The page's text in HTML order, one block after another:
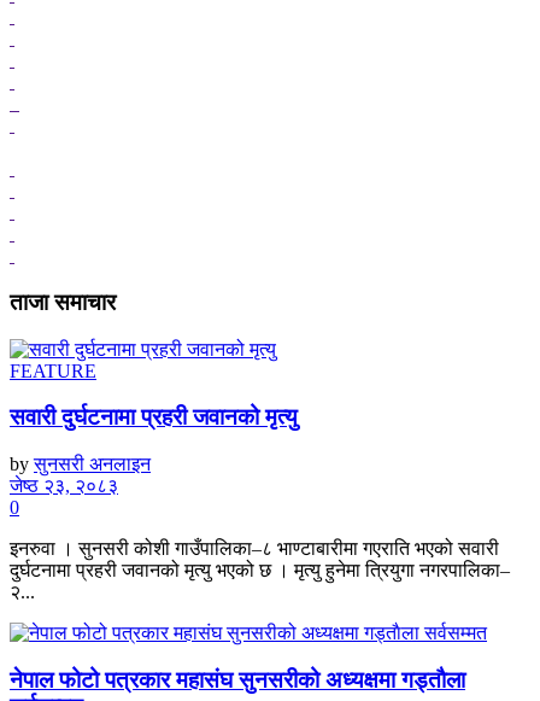
ताजा समाचार
FEATURE
सवारी दुर्घटनामा प्रहरी जवानको मृत्यु
by सुनसरी अनलाइन
जेष्ठ २३, २०८३
0
इनरुवा । सुनसरी कोशी गाउँपालिका–८ भाण्टाबारीमा गएराति भएको सवारी
दुर्घटनामा प्रहरी जवानको मृत्यु भएको छ । मृत्यु हुनेमा त्रियुगा नगरपालिका–
२...
नेपाल फोटो पत्रकार महासंघ सुनसरीको अध्यक्षमा गड्ताैला